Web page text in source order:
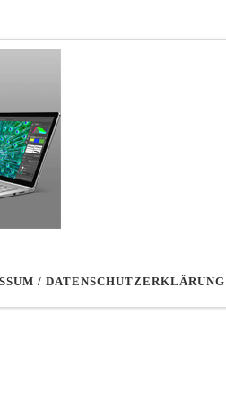
/ DATENSCHUTZERKLÄRUNG